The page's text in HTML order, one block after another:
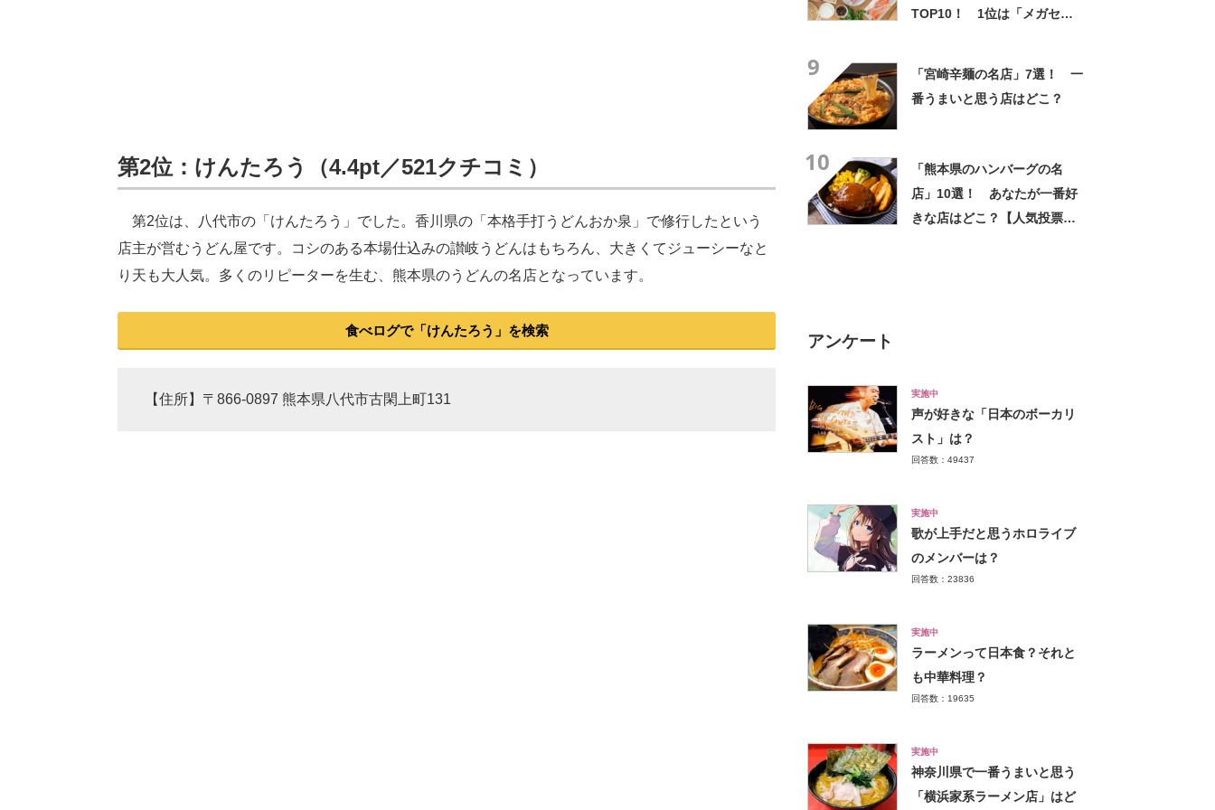
第2位：けんたろう（4.4pt／521クチコミ）
第2位は、八代市の「けんたろう」でした。香川県の「本格手打うどんおか泉」で修行したという
店主が営むうどん屋です。コシのある本場仕込みの讃岐うどんはもちろん、大きくてジューシーなと
り天も大人気。多くのリピーターを生む、熊本県のうどんの名店となっています。
食べログで「けんたろう」を検索
【住所】〒866-0897 熊本県八代市古閑上町131
TOP10！ 1位は「メガセン
9
「宮崎辛麺の名店」7選！ 一
番うまいと思う店はどこ？
10
「熊本県のハンバーグの名
店」10選！ あなたが一番好
きな店はどこ？【人気投票実
アンケート
実施中
声が好きな「日本のボーカリ
スト」は？
回答数：49437
実施中
歌が上手だと思うホロライブ
のメンバーは？
回答数：23836
実施中
ラーメンって日本食？それと
も中華料理？
回答数：19635
実施中
神奈川県で一番うまいと思う
「横浜家系ラーメン店」はど